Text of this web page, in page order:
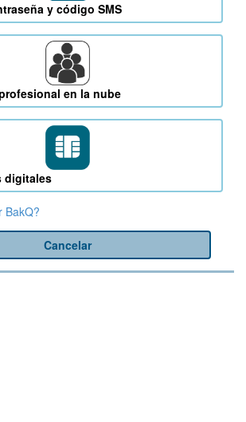
y código SMS
en la nube
digitales
BakQ?